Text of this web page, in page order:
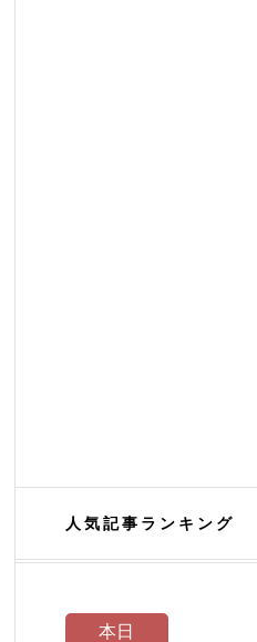
人気記事ランキング
本日